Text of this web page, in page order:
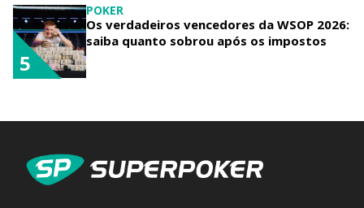
POKER
Os verdadeiros vencedores da WSOP 2026:
saiba quanto sobrou após os impostos
5